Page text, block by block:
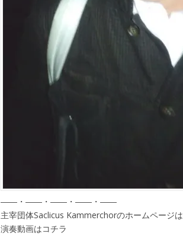
――・――・――・――・――
主宰団体Saclicus Kammerchorのホームページは
演奏動画はコチラ